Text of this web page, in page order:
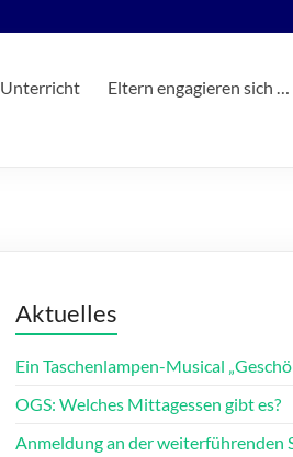
Unterricht Eltern engagieren sich …
Aktuelles
Ein Taschenlampen-Musical
OGS: Welches Mittagessen gibt es?
Anmeldung an der weiterführenden